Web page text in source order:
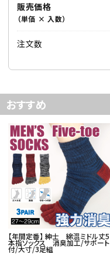
販売価格
（単価 × 入数）
注文数
おすすめ
【年間定番】 紳士 綿混ミドル丈5
本指ソックス 消臭加工/サポート
付/大寸/3足組